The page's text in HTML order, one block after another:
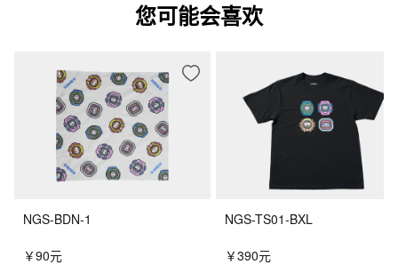
您可能会喜欢
NGS-BDN-1
￥90元
NGS-TS01-BXL
￥390元